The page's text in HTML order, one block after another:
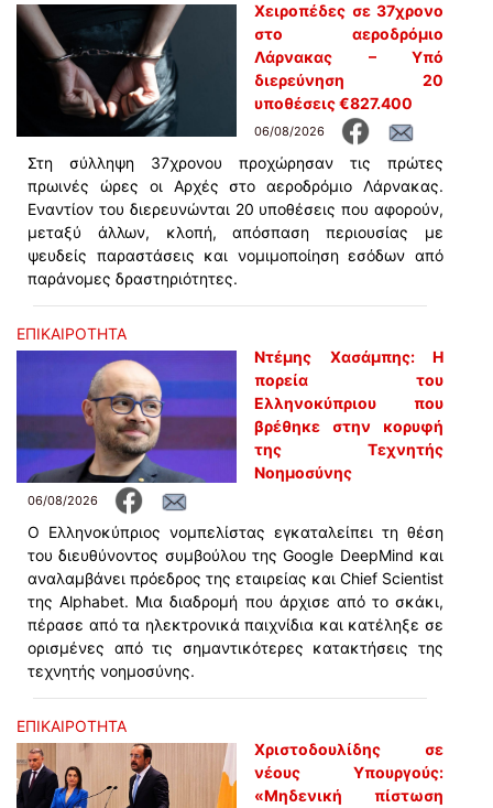
Χειροπέδες σε 37χρονο
στο αεροδρόμιο
Λάρνακας – Υπό
διερεύνηση 20
υποθέσεις €827.400
06/08/2026
Στη σύλληψη 37χρονου προχώρησαν τις πρώτες
πρωινές ώρες οι Αρχές στο αεροδρόμιο Λάρνακας.
Εναντίον του διερευνώνται 20 υποθέσεις που αφορούν,
μεταξύ άλλων, κλοπή, απόσπαση περιουσίας με
ψευδείς παραστάσεις και νομιμοποίηση εσόδων από
παράνομες δραστηριότητες.
ΕΠΙΚΑΙΡΟΤΗΤΑ
Ντέμης Χασάμπης: Η
πορεία του
Ελληνοκύπριου που
βρέθηκε στην κορυφή
της Τεχνητής
Νοημοσύνης
06/08/2026
Ο Ελληνοκύπριος νομπελίστας εγκαταλείπει τη θέση
του διευθύνοντος συμβούλου της Google DeepMind και
αναλαμβάνει πρόεδρος της εταιρείας και Chief Scientist
της Alphabet. Μια διαδρομή που άρχισε από το σκάκι,
πέρασε από τα ηλεκτρονικά παιχνίδια και κατέληξε σε
ορισμένες από τις σημαντικότερες κατακτήσεις της
τεχνητής νοημοσύνης.
ΕΠΙΚΑΙΡΟΤΗΤΑ
Χριστοδουλίδης σε
νέους Υπουργούς:
«Μηδενική πίστωση